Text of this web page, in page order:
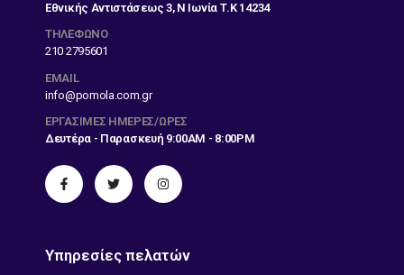
Εθνικής Αντιστάσεως 3, Ν Ιωνία Τ.Κ 14234
ΤΗΛΕΦΩΝΟ
210 2795601
EMAIL
info@pomola.com.gr
ΕΡΓΆΣΙΜΕΣ ΗΜΈΡΕΣ/ΏΡΕΣ
Δευτέρα - Παρασκευή 9:00AM - 8:00PM
Υπηρεσίες πελατών